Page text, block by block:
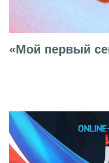
«Мой первый